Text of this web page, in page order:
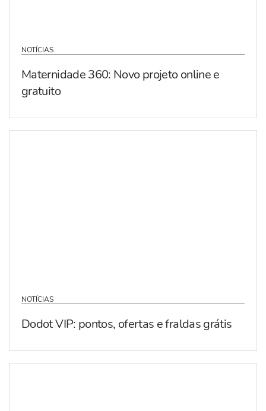
NOTÍCIAS
Maternidade 360: Novo projeto online e
gratuito
NOTÍCIAS
Dodot VIP: pontos, ofertas e fraldas grátis